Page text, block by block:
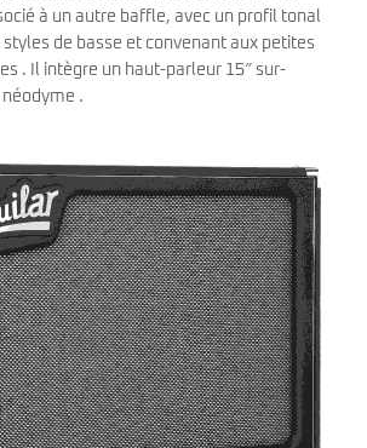
à un autre baffle, avec un profil tonal
de basse et convenant aux petites
. Il intègre un haut-parleur 15″ sur-
.